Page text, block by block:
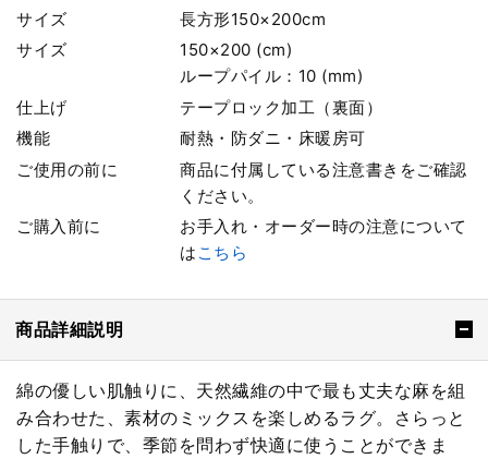
サイズ
長方形150×200cm
サイズ
150×200 (cm)
ループパイル：10 (mm)
仕上げ
テープロック加工（裏面）
機能
耐熱・防ダニ・床暖房可
ご使用の前に
商品に付属している注意書きをご確認
ください。
ご購入前に
お手入れ・オーダー時の注意について
は こちら
商品詳細説明
綿の優しい肌触りに、天然繊維の中で最も丈夫な麻を組
み合わせた、素材のミックスを楽しめるラグ。さらっと
した手触りで、季節を問わず快適に使うことができま